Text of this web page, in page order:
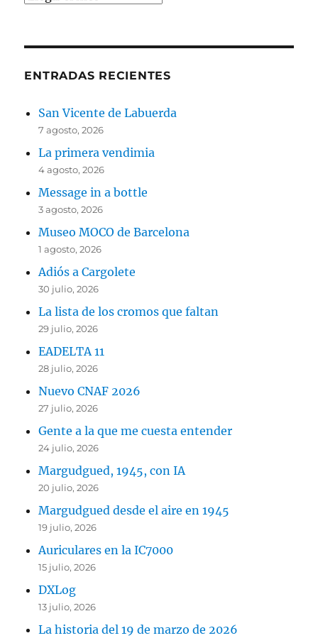
ENTRADAS RECIENTES
San Vicente de Labuerda
7 agosto, 2026
La primera vendimia
4 agosto, 2026
Message in a bottle
3 agosto, 2026
Museo MOCO de Barcelona
1 agosto, 2026
Adiós a Cargolete
30 julio, 2026
La lista de los cromos que faltan
29 julio, 2026
EADELTA 11
28 julio, 2026
Nuevo CNAF 2026
27 julio, 2026
Gente a la que me cuesta entender
24 julio, 2026
Margudgued, 1945, con IA
20 julio, 2026
Margudgued desde el aire en 1945
19 julio, 2026
Auriculares en la IC7000
15 julio, 2026
DXLog
13 julio, 2026
La historia del 19 de marzo de 2026